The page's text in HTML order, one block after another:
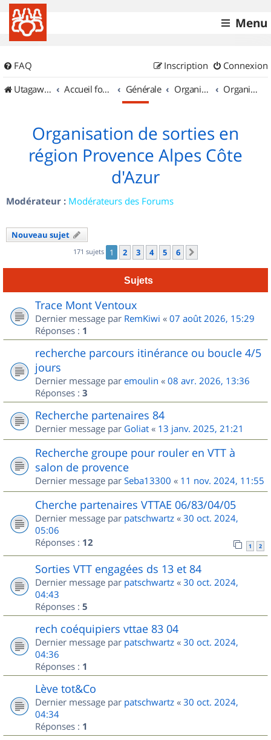
Menu
FAQ Connexion
Inscription
UtagawaVTT (Randos VTT et VTTAE avec traces GPS)
Accueil forum Générale Organisation de sorties & Recherche de partenaires Organisation de sorties en région Provence Alpes Côte d'Azur
Organisation de sorties en
région Provence Alpes Côte
d'Azur
Modérateur : Modérateurs des Forums
Nouveau sujet
171 sujets 1 2 3 4 5 6
Sujets
Trace Mont Ventoux
Dernier message par RemKiwi « 07 août 2026, 15:29
Réponses : 1
recherche parcours itinérance ou boucle 4/5
jours
Dernier message par emoulin « 08 avr. 2026, 13:36
Réponses : 3
Recherche partenaires 84
Dernier message par Goliat « 13 janv. 2025, 21:21
Recherche groupe pour rouler en VTT à
salon de provence
Dernier message par Seba13300 « 11 nov. 2024, 11:55
Cherche partenaires VTTAE 06/83/04/05
Dernier message par patschwartz « 30 oct. 2024,
05:06
Réponses : 12 1 2
Sorties VTT engagées ds 13 et 84
Dernier message par patschwartz « 30 oct. 2024,
04:43
Réponses : 5
rech coéquipiers vttae 83 04
Dernier message par patschwartz « 30 oct. 2024,
04:36
Réponses : 1
Lève tot&Co
Dernier message par patschwartz « 30 oct. 2024,
04:34
Réponses : 1